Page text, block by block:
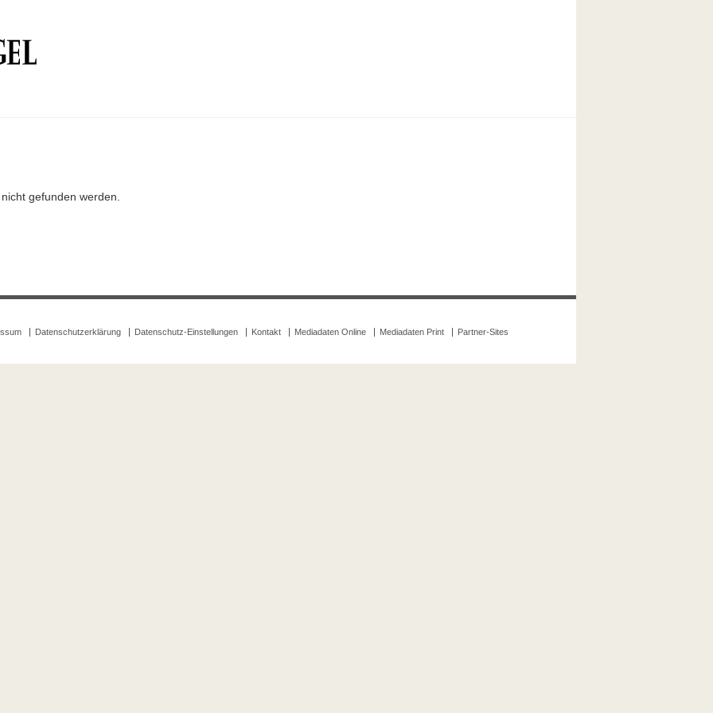
gefunden werden.
Datenschutzerklärung Datenschutz-Einstellungen Kontakt Mediadaten Online Mediadaten Print Partner-Sites